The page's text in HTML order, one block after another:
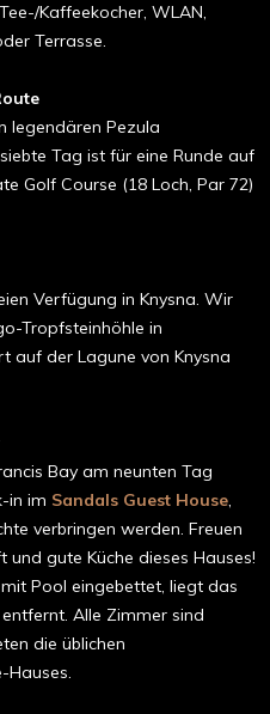
Kaffeekocher, WLAN,
Terrasse.
legendären Pezula
Tag ist für eine Runde auf
Golf Course (18 Loch, Par 72)
Verfügung in Knysna. Wir
Tropfsteinhöhle in
auf der Lagune von Knysna
Bay am neunten Tag
in im Sandals Guest House,
verbringen werden. Freuen
gute Küche dieses Hauses!
Pool eingebettet, liegt das
Alle Zimmer sind
die üblichen
Hauses.